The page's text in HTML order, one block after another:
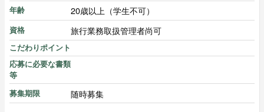
年齢
20歳以上（学生不可）
資格 旅行業務取扱管理者尚可
こだわりポイント
応募に必要な書類
等
募集期限
随時募集